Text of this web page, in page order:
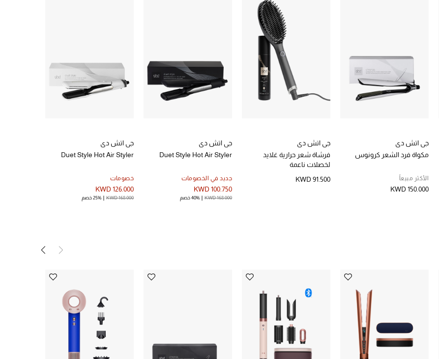
جي اتش دي
مكواة فرد الشعر كرونوس
الأكثر مبيعاً
KWD 150.000
جي اتش دي
فرشاة شعر حرارية غلايد
لخصلات ناعمة
KWD 91.500
جي اتش دي
Duet Style Hot Air Styler
جديد في الخصومات
KWD 100.750
KWD 168.000 40% خصم
جي اتش دي
Duet Style Hot Air Styler
خصومات
KWD 126.000
KWD 168.000 25% خصم